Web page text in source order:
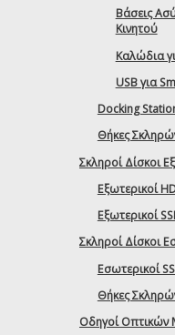
Βάσεις
Κινητού
Καλώδια
USB για
Docking
Θήκες
Σκληροί Δίσκοι
Εξωτερικοί
Εξωτερικοί
Σκληροί Δίσκοι
Εσωτερικοί
Θήκες
Οδηγοί